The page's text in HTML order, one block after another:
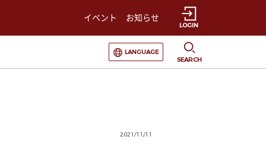
イベント お知らせ
LOGIN
選択すると言語の切替が発生します
LANGUAGE
SEARCH
2021/11/11